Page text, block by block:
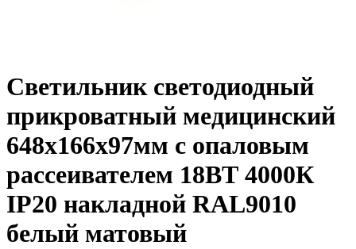
Светильник светодиодный
прикроватный медицинский
648х166х97мм с опаловым
рассеивателем 18ВТ 4000К
IP20 накладной RAL9010
белый матовый